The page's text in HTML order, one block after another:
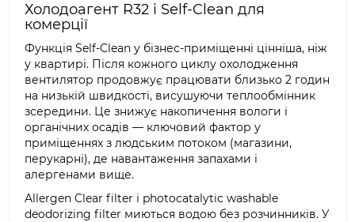
Холодоагент R32 і Self-Clean для
комерції
Функція Self-Clean у бізнес-приміщенні цінніша, ніж
у квартирі. Після кожного циклу охолодження
вентилятор продовжує працювати близько 2 годин
на низькій швидкості, висушуючи теплообмінник
зсередини. Це знижує накопичення вологи і
органічних осадів — ключовий фактор у
приміщеннях з людським потоком (магазини,
перукарні), де навантаження запахами і
алергенами вище.
Allergen Clear filter і photocatalytic washable
deodorizing filter миються водою без розчинників. У